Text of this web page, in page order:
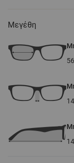
Μεγέθη
56
14